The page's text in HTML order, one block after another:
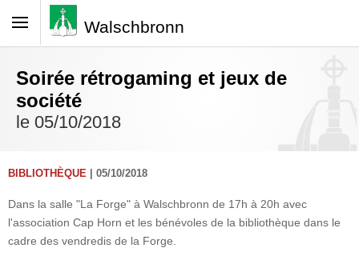
Walschbronn
Soirée rétrogaming et jeux de
société
le 05/10/2018
BIBLIOTHÈQUE | 05/10/2018
Dans la salle "La Forge" à Walschbronn de 17h à 20h avec
l'association Cap Horn et les bénévoles de la bibliothèque dans le
cadre des vendredis de la Forge.